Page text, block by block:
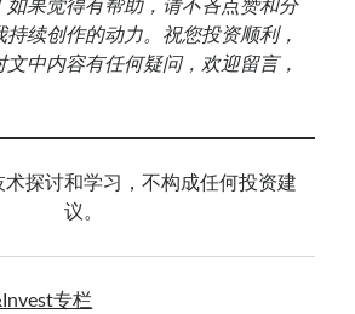
如果觉得有帮助，请不吝点赞和分
续创作的动力。祝您投资顺利，
中内容有任何疑问，欢迎留言，
探讨和学习，不构成任何投资建
议。
专栏